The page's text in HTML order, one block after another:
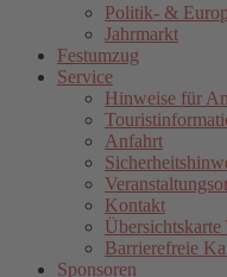
Politik- &
Jahrmarkt
Festumzug
Service
Hinweise für
Anfahrt
Kontakt
Barrierefreie
Sponsoren